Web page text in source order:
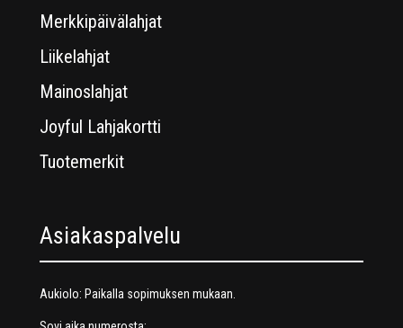
Merkkipäivälahjat
Liikelahjat
Mainoslahjat
Joyful Lahjakortti
Tuotemerkit
Asiakaspalvelu
Aukiolo: Paikalla sopimuksen mukaan.